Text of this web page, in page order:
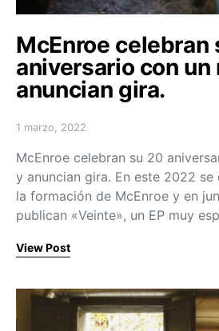
McEnroe celebran
aniversario con un
anuncian gira.
Posted on
1 marzo, 2022
McEnroe celebran su 20
y anuncian gira. En este 2022
la formación de McEnroe y en
publican «Veinte», un EP muy
View Post